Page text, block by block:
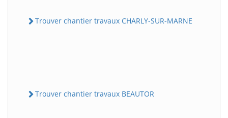
Trouver chantier travaux CHARLY-SUR-MARNE
Trouver chantier travaux BEAUTOR